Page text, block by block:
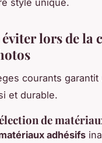
lors de la
courants garantit
et durable.
de
adhésifs